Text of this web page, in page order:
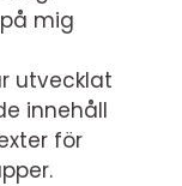
mig
utvecklat
innehåll
för